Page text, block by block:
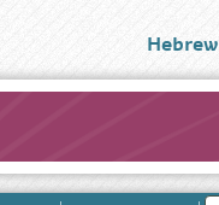
Hebrew